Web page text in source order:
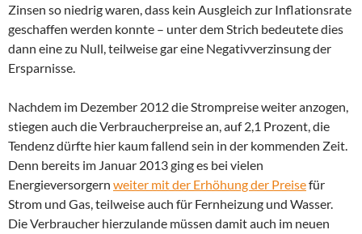
Zinsen so niedrig waren, dass kein Ausgleich zur Inflationsrate
geschaffen werden konnte – unter dem Strich bedeutete dies
dann eine zu Null, teilweise gar eine Negativverzinsung der
Ersparnisse.
Nachdem im Dezember 2012 die Strompreise weiter anzogen,
stiegen auch die Verbraucherpreise an, auf 2,1 Prozent, die
Tendenz dürfte hier kaum fallend sein in der kommenden Zeit.
Denn bereits im Januar 2013 ging es bei vielen
Energieversorgern weiter mit der Erhöhung der Preisefür
Strom und Gas, teilweise auch für Fernheizung und Wasser.
Die Verbraucher hierzulande müssen damit auch im neuen